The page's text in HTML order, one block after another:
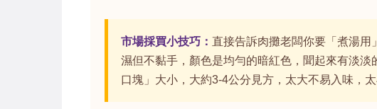
市場採買小技巧： 直接告訴肉攤老闆你要「煮湯
濕但不黏手，顏色是均勻的暗紅色，聞起來有淡
口塊」大小，大約3-4公分見方，太大不易入味，太